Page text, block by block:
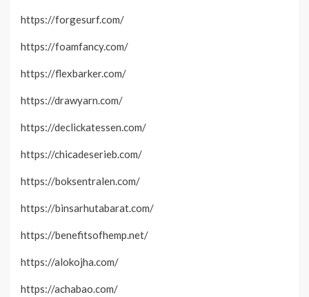
https://forgesurf.com/
https://foamfancy.com/
https://flexbarker.com/
https://drawyarn.com/
https://declickatessen.com/
https://chicadeserieb.com/
https://boksentralen.com/
https://binsarhutabarat.com/
https://benefitsofhemp.net/
https://alokojha.com/
https://achabao.com/